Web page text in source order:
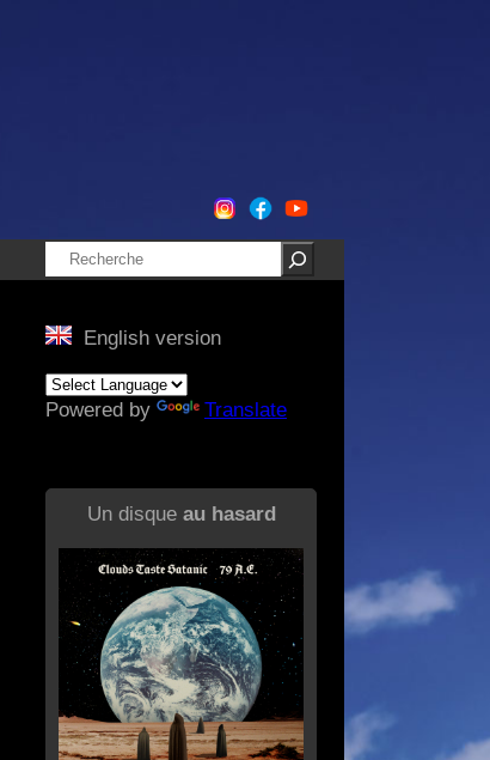
Rechercher
English version
Powered by Translate
Un disque au hasard